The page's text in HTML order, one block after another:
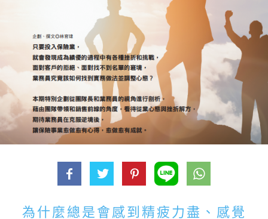
為什麼總是會感到精疲力盡、感覺